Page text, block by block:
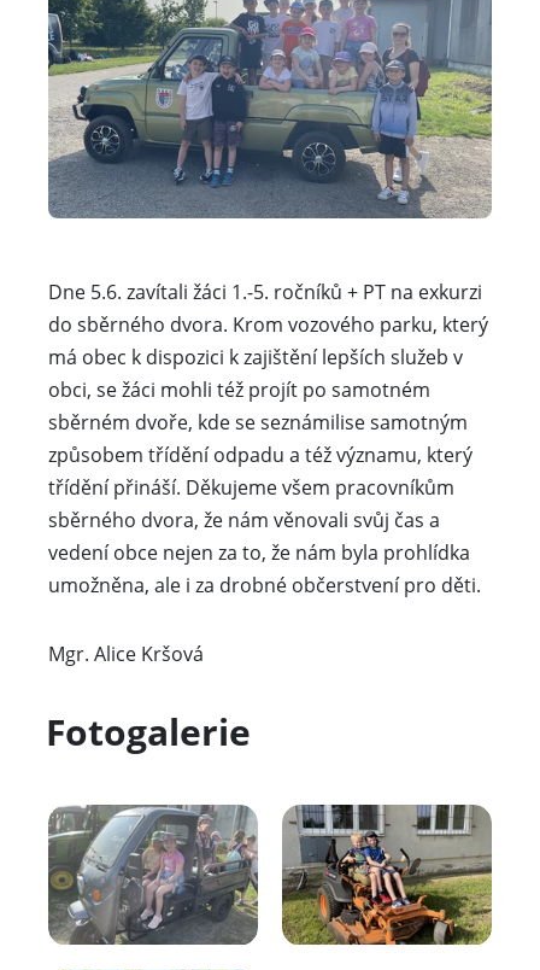
Dne 5.6. zavítali žáci 1.-5. ročníků + PT na exkurzi
do sběrného dvora. Krom vozového parku, který
má obec k dispozici k zajištění lepších služeb v
obci, se žáci mohli též projít po samotném
sběrném dvoře, kde se seznámilise samotným
způsobem třídění odpadu a též významu, který
třídění přináší. Děkujeme všem pracovníkům
sběrného dvora, že nám věnovali svůj čas a
vedení obce nejen za to, že nám byla prohlídka
umožněna, ale i za drobné občerstvení pro děti.
Mgr. Alice Kršová
Fotogalerie